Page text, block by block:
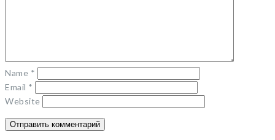
Name *
Email *
Website